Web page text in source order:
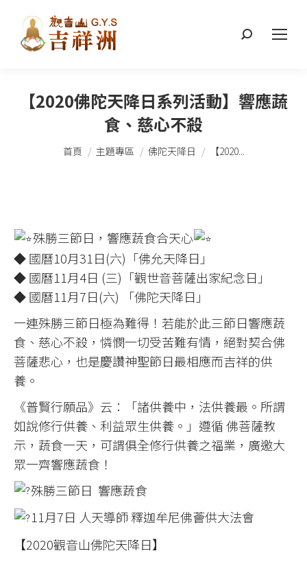
搜
【2020佛陀天降日系列活動】響應蔬
食、慈心不殺
您在這裡：
首頁 主題專區 佛陀天降日 【2020...
殊勝三節日，響應蔬食合天心
◆ 國曆10月31日(六)「佛允天降日」
◆ 國曆11月4日 (三)「觀世音菩薩出家紀念日」
◆ 國曆11月7日(六) 「佛陀天降日」
一連殊勝三節日極為難得！若能於此三節日響應蔬
食、慈心不殺，憐憫一切受苦難有情，絕對契合佛
菩薩悲心，也是慶讚神聖節日最相應而吉祥的供
養。
《普賢行願品》云：「諸供養中，法供養最。所謂
如說修行供養、利益眾生供養。」遵循 佛菩薩教
示，蔬食一天，可謂俱全修行供養之福業，廣邀大
眾一齊響應蔬食！
殊勝三節日 響應蔬食
11月7日 人天導師 釋迦牟尼佛薈供大法會
【2020觀音山佛陀天降日】